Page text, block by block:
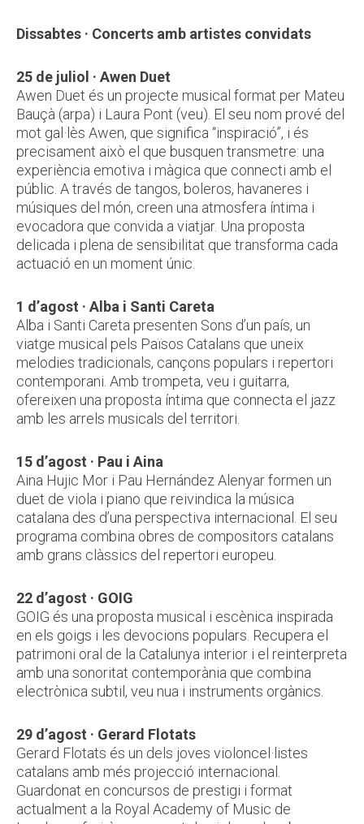
Dissabtes · Concerts amb artistes convidats
25 de juliol · Awen Duet
Awen Duet és un projecte musical format per Mateu
Bauçà (arpa) i Laura Pont (veu). El seu nom prové del
mot gal·lès Awen, que significa “inspiració”, i és
precisament això el que busquen transmetre: una
experiència emotiva i màgica que connecti amb el
públic. A través de tangos, boleros, havaneres i
músiques del món, creen una atmosfera íntima i
evocadora que convida a viatjar. Una proposta
delicada i plena de sensibilitat que transforma cada
actuació en un moment únic.
1 d’agost · Alba i Santi Careta
Alba i Santi Careta presenten Sons d’un país, un
viatge musical pels Països Catalans que uneix
melodies tradicionals, cançons populars i repertori
contemporani. Amb trompeta, veu i guitarra,
ofereixen una proposta íntima que connecta el jazz
amb les arrels musicals del territori.
15 d’agost · Pau i Aina
Aina Hujic Mor i Pau Hernández Alenyar formen un
duet de viola i piano que reivindica la música
catalana des d’una perspectiva internacional. El seu
programa combina obres de compositors catalans
amb grans clàssics del repertori europeu.
22 d’agost · GOIG
GOIG és una proposta musical i escènica inspirada
en els goigs i les devocions populars. Recupera el
patrimoni oral de la Catalunya interior i el reinterpreta
amb una sonoritat contemporània que combina
electrònica subtil, veu nua i instruments orgànics.
29 d’agost · Gerard Flotats
Gerard Flotats és un dels joves violoncel·listes
catalans amb més projecció internacional.
Guardonat en concursos de prestigi i format
actualment a la Royal Academy of Music de